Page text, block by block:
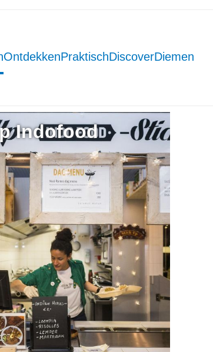
OntdekkenPraktischDiscoverDiemen
Indofood